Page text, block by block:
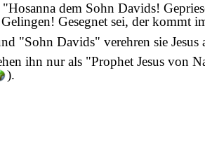
dem Sohn Davids!
Gesegnet sei, der kommt
"Sohn Davids" verehren sie Jesus
ihn nur als "Prophet Jesus von
).